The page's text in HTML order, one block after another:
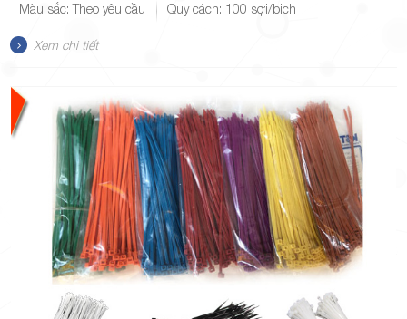
Màu sắc: Theo yêu cầu
Quy cách: 100 sợi/bich
Xem chi tiết